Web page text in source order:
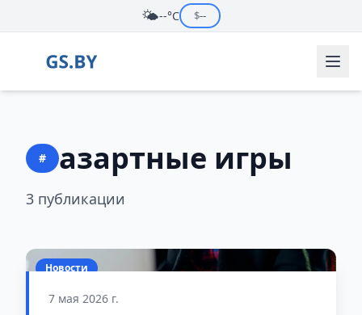
🌤️--°C $--
# азартные игры
3 публикации
Новости
7 мая 2026 г.